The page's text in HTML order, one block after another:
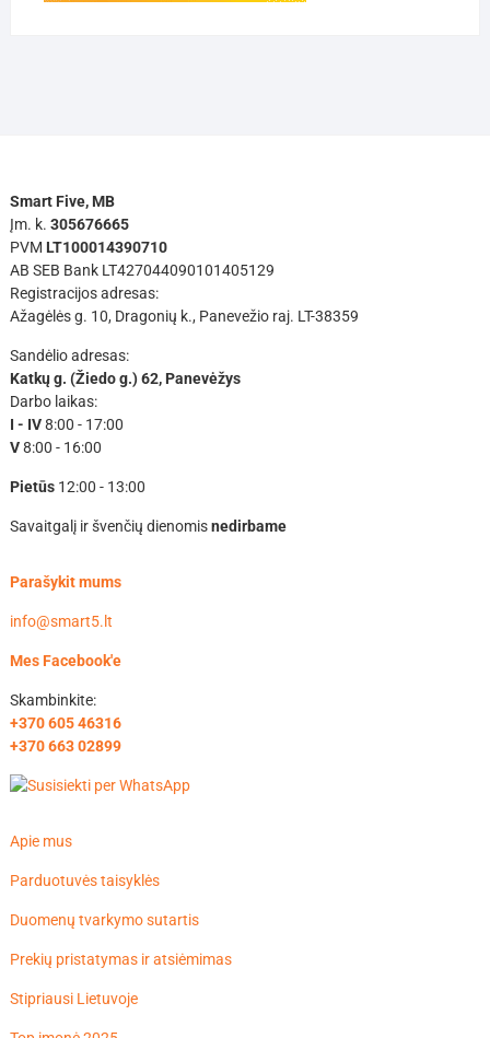
Smart Five, MB
Įm. k. 305676665
PVM LT100014390710
AB SEB Bank LT427044090101405129
Registracijos adresas:
Ažagėlės g. 10, Dragonių k., Panevežio raj. LT-38359
Sandėlio adresas:
Katkų g. (Žiedo g.) 62, Panevėžys
Darbo laikas:
I - IV8:00 - 17:00
V8:00 - 16:00
Pietūs12:00 - 13:00
Savaitgalį ir švenčių dienomisnedirbame
Parašykit mums
info@smart5.lt
Mes Facebook'e
Skambinkite:
+370 605 46316
+370 663 02899
Apie mus
Parduotuvės taisyklės
Duomenų tvarkymo sutartis
Prekių pristatymas ir atsiėmimas
Stipriausi Lietuvoje